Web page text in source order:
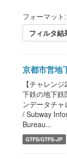
フォーマット:
フィルタ結
京都市営地
【チャレン
下鉄の地下
ンデータチャ
/ Subway
Bureau...
GTFS/GTFS-JP